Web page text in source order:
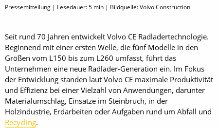
Pressemitteilung | Lesedauer:5 min | Bildquelle: Volvo Construction
Seit rund 70 Jahren entwickelt Volvo CE Radladertechnologie.
Beginnend mit einer ersten Welle, die fünf Modelle in den
Größen vom L150 bis zum L260 umfasst, führt das
Unternehmen eine neue Radlader-Generation ein. Im Fokus
der Entwicklung standen laut Volvo CE maximale Produktivität
und Effizienz bei einer Vielzahl von Anwendungen, darunter
Materialumschlag, Einsätze im Steinbruch, in der
Holzindustrie, Erdarbeiten oder Aufgaben rund um Abfall und
Recycling.